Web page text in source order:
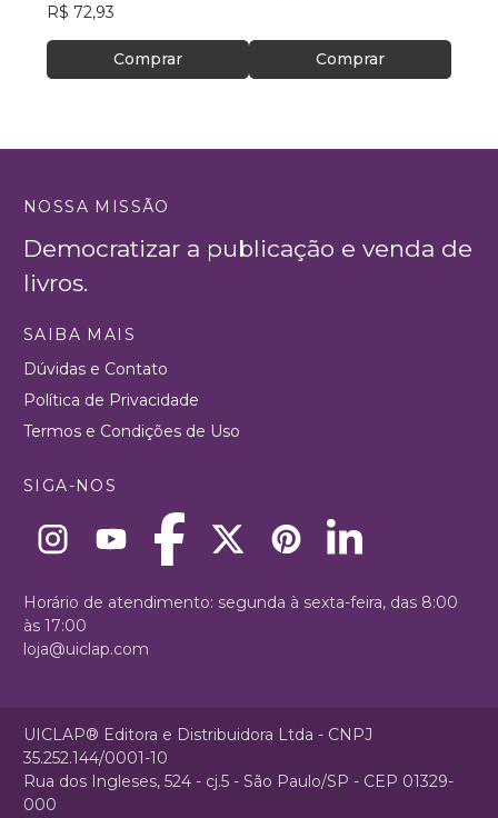
R$ 72,93
Comprar Comprar
NOSSA MISSÃO
Democratizar a publicação e venda de
livros.
SAIBA MAIS
Dúvidas e Contato
Política de Privacidade
Termos e Condições de Uso
SIGA-NOS
Horário de atendimento: segunda à sexta-feira, das 8:00
às 17:00
loja@uiclap.com
UICLAP® Editora e Distribuidora Ltda - CNPJ
35.252.144/0001-10
Rua dos Ingleses, 524 - cj.5 - São Paulo/SP - CEP 01329-
000